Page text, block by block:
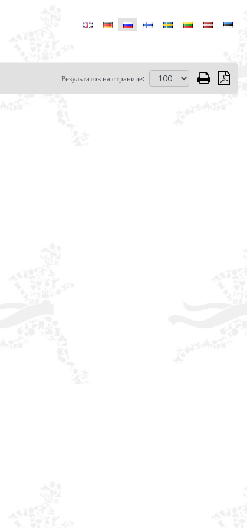
Результатов на странице: